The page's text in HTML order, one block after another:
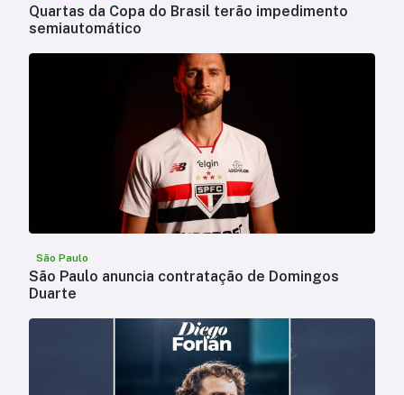
Quartas da Copa do Brasil terão impedimento
semiautomático
São Paulo
São Paulo anuncia contratação de Domingos
Duarte